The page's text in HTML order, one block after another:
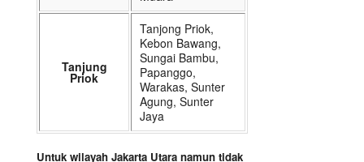
Tanjung
Priok
Tanjong Priok,
Kebon Bawang,
Sungai Bambu,
Papanggo,
Warakas, Sunter
Agung, Sunter
Jaya
Untuk wilayah Jakarta Utara namun tidak